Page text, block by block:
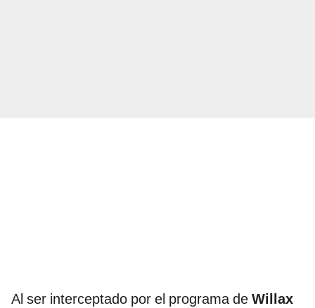
Al ser interceptado por el programa de Willax